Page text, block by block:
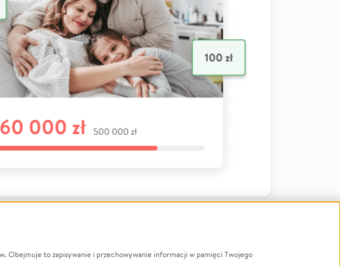
Zbieraj na
Obejmuje to zapisywanie i przechowywanie informacji w pamięci Twojego